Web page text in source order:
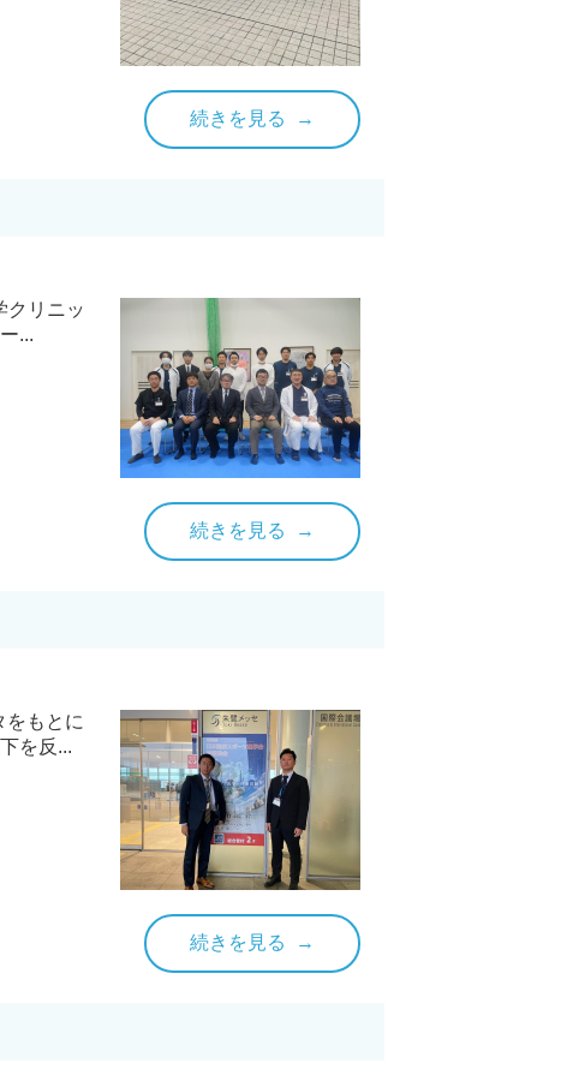
続きを見る
クリニッ
...
続きを見る
をもとに
を反...
続きを見る